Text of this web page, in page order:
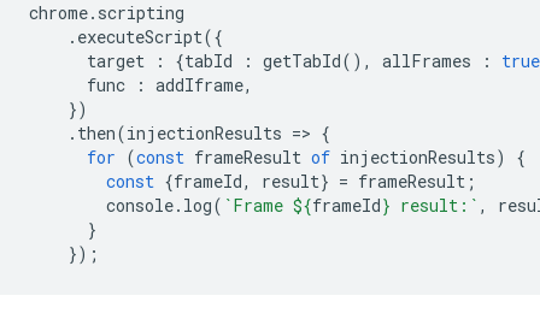
chrome. scripting
. executeScript({
target
: {tabId : getTabId(), allFrames :
true
func
: addIframe,
})
. then(injectionResults => {
for (const frameResult of injectionResults)
{
const {frameId, result} = frameResult ;
console. log( `Frame ${frameId} result:` ,
}
});